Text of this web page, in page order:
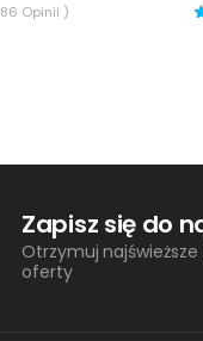
86 Opinii )
Zapisz się do
Otrzymuj
oferty